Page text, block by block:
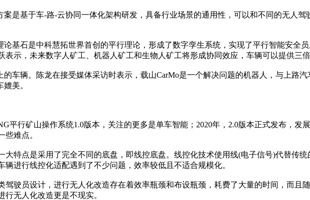
基于车-路-云协同一体化架构研发，具备行业场景的通用性，可以和不同的无人驾
石是中科慧拓世界首创的平行理论，形成了数字孪生系统，实现了平行智能安全
示，未来数字人矿工、机器人矿工和生物人矿工将形成协同效应，车辆可以提供三倍
辆。陈龙在接受媒体采访时表示，载山CarMo是一个解决问题的机器人，与上路
美。
行矿山操作系统1.0版本，关注的更多是单车智能；2020年，2.0版本正式发布，发
些难点。
点是采用了完全不同的底盘，即线控底盘。线控化技术使用线(电子信号)代替传
进行线控化适配遇到了不少问题，效率较低且不适合规模化。
员设计，进行无人化改造存在着效率瓶颈和布设瓶颈，耗费了大量的时间，而且
无人化改造更是不现实。